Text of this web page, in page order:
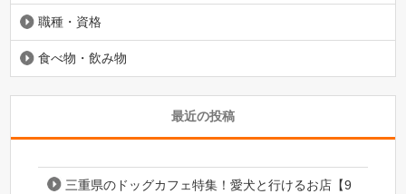
職種・資格
食べ物・飲み物
最近の投稿
三重県のドッグカフェ特集！愛犬と行けるお店【9